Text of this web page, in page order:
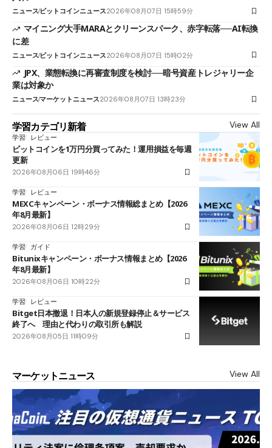
ニュースビットコインニュース2026年08月07日 15時59分
マイニング大手MARAとクリーンスパーク、赤字転落──AI転換
に差
ニュースビットコインニュース2026年08月07日 15時02分
JPX、業態転換に再審査制度を検討──暗号資産トレジャリー企
業は対象か
ニュースマーケットニュース2026年08月07日 13時23分
学習カテゴリ新着 View All
学習 レビュー
ビットコインを1万円分買ってみた！運用損益を毎週
更新
2026年08月06日 19時46分
学習 レビュー
MEXCキャンペーン・ボーナス情報総まとめ【2026
年8月最新】
2026年08月06日 12時29分
学習 ガイド
Bitunixキャンペーン・ボーナス情報まとめ【2026
年8月最新】
2026年08月06日 10時22分
学習 レビュー
Bitget日本撤退！日本人の新規登録停止＆サービス
終了へ 理由と代わりの取引所も解説
2026年08月05日 11時09分
マーケットニュース View All